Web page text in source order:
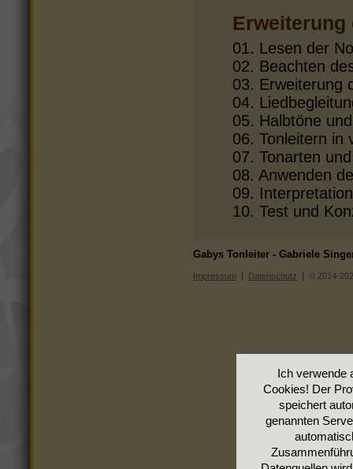
01. Lesen der
02. Beachten
03. Erweiterung
04.
05. Halbtöne
06. Tonleitern in
07. Tonarten
08. Anwenden
09.
10. Test und
Gabys Tonleiter - Gabriele
Impressum Datenschutz © 2014-
Ich verwende
Cookies! Der
speichert
genannten